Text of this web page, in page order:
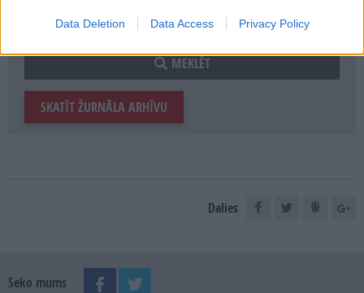
Data Deletion Data Access Privacy Policy
MEKLĒT
SKATĪT ŽURNĀLA ARHĪVU
Dalies
Seko mums